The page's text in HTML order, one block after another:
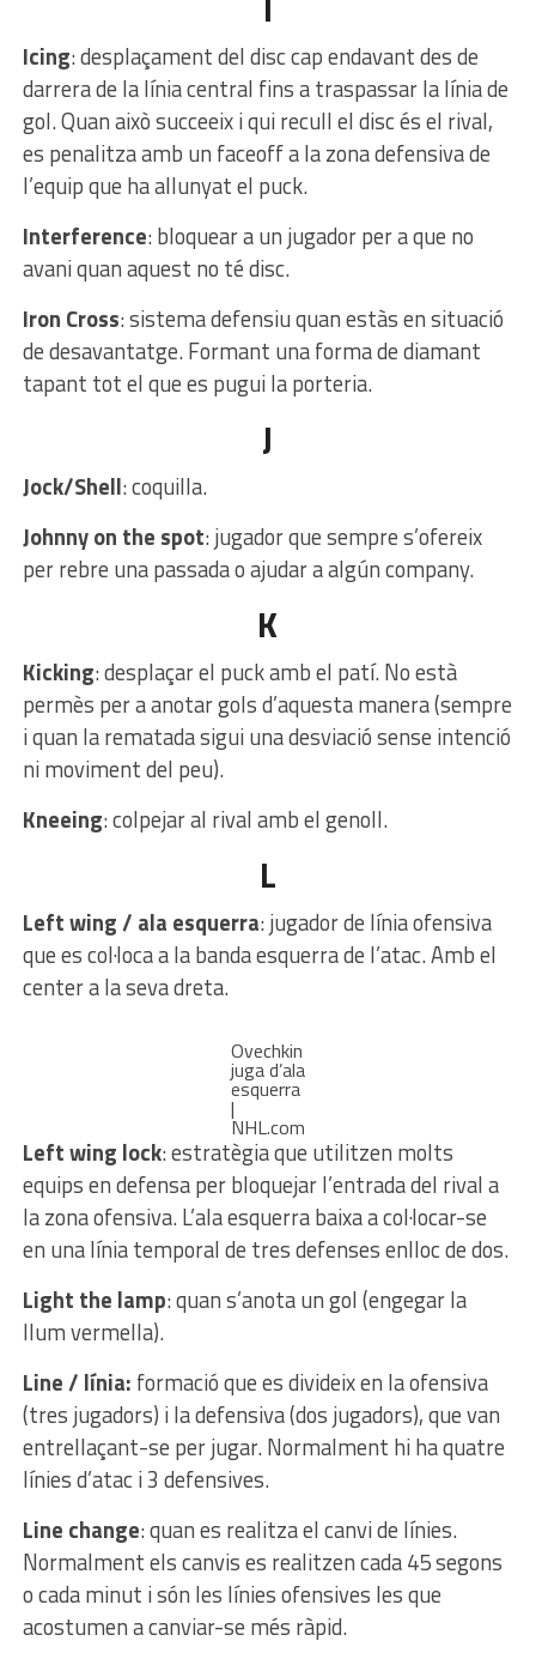
Icing: desplaçament del disc cap endavant des de
darrera de la línia central fins a traspassar la línia de
gol. Quan això succeeix i qui recull el disc és el rival,
es penalitza amb un faceoff a la zona defensiva de
l’equip que ha allunyat el puck.
Interference: bloquear a un jugador per a que no
avani quan aquest no té disc.
Iron Cross: sistema defensiu quan estàs en situació
de desavantatge. Formant una forma de diamant
tapant tot el que es pugui la porteria.
J
Jock/Shell: coquilla.
Johnny on the spot: jugador que sempre s’ofereix
per rebre una passada o ajudar a algún company.
K
Kicking: desplaçar el puck amb el patí. No està
permès per a anotar gols d’aquesta manera (sempre
i quan la rematada sigui una desviació sense intenció
ni moviment del peu).
Kneeing: colpejar al rival amb el genoll.
L
Left wing / ala esquerra: jugador de línia ofensiva
que es col·loca a la banda esquerra de l’atac. Amb el
center a la seva dreta.
Ovechkin
juga d’ala
esquerra
|
NHL.com
Left wing lock: estratègia que utilitzen molts
equips en defensa per bloquejar l’entrada del rival a
la zona ofensiva. L’ala esquerra baixa a col·locar-se
en una línia temporal de tres defenses enlloc de dos.
Light the lamp: quan s’anota un gol (engegar la
llum vermella).
Line / línia: formació que es divideix en la ofensiva
(tres jugadors) i la defensiva (dos jugadors), que van
entrellaçant-se per jugar. Normalment hi ha quatre
línies d’atac i 3 defensives.
Line change: quan es realitza el canvi de línies.
Normalment els canvis es realitzen cada 45 segons
o cada minut i són les línies ofensives les que
acostumen a canviar-se més ràpid.